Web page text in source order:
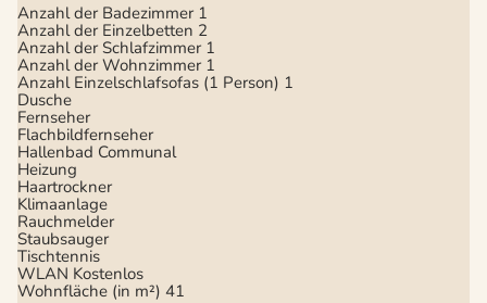
Anzahl der Badezimmer 1
Anzahl der Einzelbetten 2
Anzahl der Schlafzimmer 1
Anzahl der Wohnzimmer 1
Anzahl Einzelschlafsofas (1 Person) 1
Dusche
Fernseher
Flachbildfernseher
Hallenbad Communal
Heizung
Haartrockner
Klimaanlage
Rauchmelder
Staubsauger
Tischtennis
WLAN Kostenlos
Wohnfläche (in m²) 41